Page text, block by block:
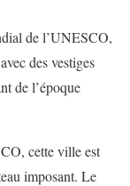
de l’UNESCO,
des vestiges
de l’époque
cette ville est
imposant. Le